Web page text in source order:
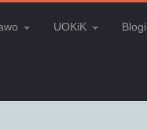
UOKiK